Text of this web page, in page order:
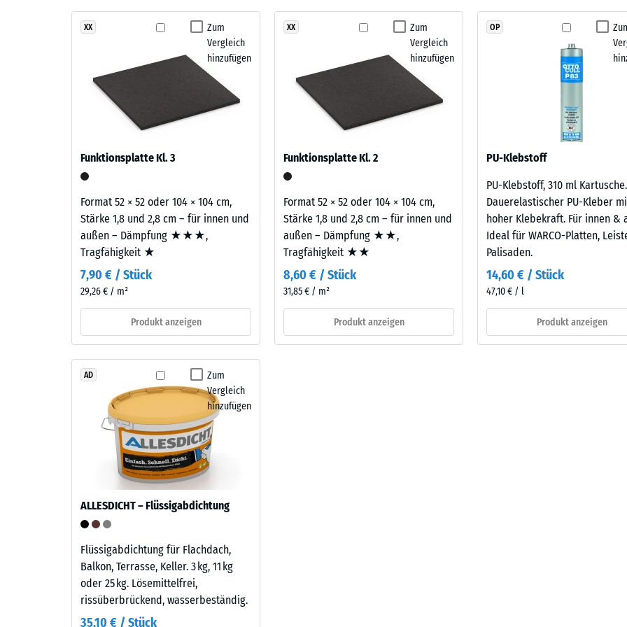
Der Belag ist zweilagig aufgebaut: Die Nutzschicht aus neu hergestelltem, UV-stabilem, durchgefärbtem
EPDM-Gummigranulat sichert Farbbeständigkeit und Oberflächenqualität; die Basisschicht aus ELT-
Gummigranulat übernimmt Tragfähigkeit und Stoßdämpfung.
Atlantik
entsteht
Blau-
Türkistönen,
kräftiges,
frisches
Farbbild
ergeben,
das
an
offenes
Wasser
erinnert.
Material
–
Bestandteile
aufgebaut.
Die
ca.
mm
starke
Rutschfestigkeit Klasse DS (EN 14041) - Skalenwert 2 = Gleitreibungskoeffizient ca. 0,38
Abriebfestigkeit - Beständigkeit gegen abrasiven Verschleiß - Skalenwert 3 = "sehr gut"
Wasserdurchlässigkeit (EN 12616) - Skalenwert 2 = Infiltration bis zu 10 mm/h (10 l/h/
Rutschhemmung (EN 16165) - Skalenwert 3 = mittlerer Akzeptanzwinkel ca. 15°, Gruppe
Wärmedämmung - Skalenwert 2 = Wärmeleitfähigkeit ca. 0,12 W/(m·K)
Druckfestigkeit
Skalenwert
0,25
mm
verbleibende
kein
Produkt
Zum
Vergleich
hinzufügen
XX
Funktionsplatte Kl. 3
Format 52 × 52 oder 104 × 104 cm,
Stärke 1,8 und 2,8 cm – für innen und
außen – Dämpfung ★★★,
Tragfähigkeit ★
7,90 € / Stück
29,26 € / m²
Produkt anzeigen
Zum
Vergleich
hinzufügen
XX
Funktionsplatte Kl. 2
Format 52 × 52 oder 104 × 104 cm,
Stärke 1,8 und 2,8 cm – für innen und
außen – Dämpfung ★★,
Tragfähigkeit ★★
8,60 € / Stück
31,85 € / m²
Produkt anzeigen
OP
PU-Klebstoff
PU-Klebstoff, 310 ml Kartusche.
Dauerelastischer PU-Kleber
hoher Klebekraft. Für innen &
Ideal für WARCO-Platten,
Palisaden.
14,60 € / Stück
47,10 € / l
Produkt anzeigen
Zum
Vergleich
hinzufügen
AD
ALLESDICHT – Flüssigabdichtung
Flüssigabdichtung für Flachdach,
Balkon, Terrasse, Keller. 3 kg, 11 kg
oder 25 kg. Lösemittelfrei,
rissüberbrückend, wasserbeständig.
35,10 € / Stück